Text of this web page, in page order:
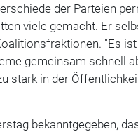
der Parteien
viele gemacht. Er
"Es
gemeinsam schnell
stark in der
bekanntgegeben,